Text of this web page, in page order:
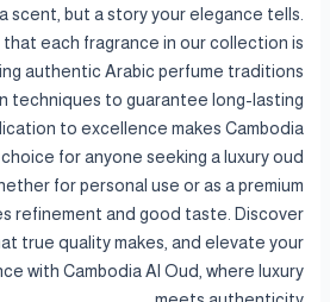
scent, but a story your elegance tells.
each fragrance in our collection is
authentic Arabic perfume traditions
techniques to guarantee long-lasting
to excellence makes Cambodia
for anyone seeking a luxury oud
for personal use or as a premium
refinement and good taste. Discover
true quality makes, and elevate your
with Cambodia Al Oud, where luxury